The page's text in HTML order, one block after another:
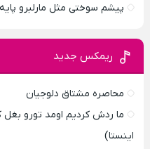
پیشم سوختی مثل مارلبرو
ریمکس جدید
محاصره مشتاق دلوجیان
ما ردش کردیم اومد تورو
اینستا)